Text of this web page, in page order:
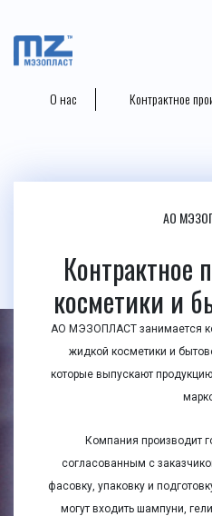
О нас Контрактное
АО
Контрактное
косметики и
АО МЭЗОПЛАСТ занимается
жидкой косметики и
которые выпускают
Компания производит
согласованным с
фасовку, упаковку и
могут входить шампуни,